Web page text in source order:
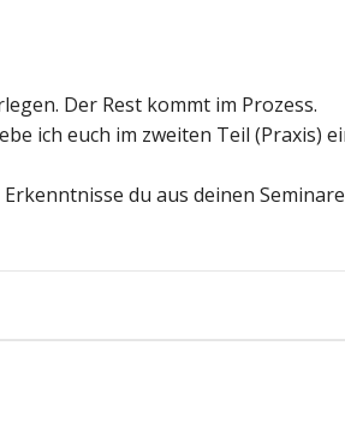
Der Rest kommt im Prozess.
ich euch im zweiten Teil (Praxis)
du aus deinen